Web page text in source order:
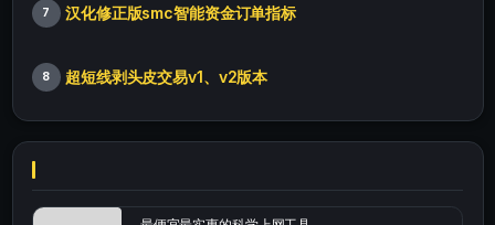
7 汉化修正版smc智能资金订单指标
8 超短线剥头皮交易v1、v2版本